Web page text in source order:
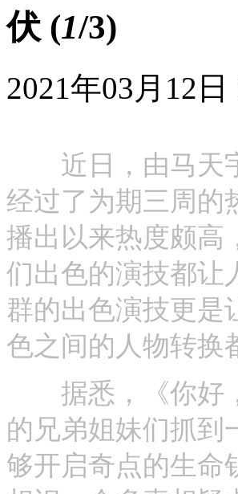
伏 (1/3)
2021年03月12日
近日，由马天宇
经过了为期三周的
播出以来热度颇高
们出色的演技都让
群的出色演技更是
色之间的人物转换
据悉，《你好，
的兄弟姐妹们抓到
够开启奇点的生命